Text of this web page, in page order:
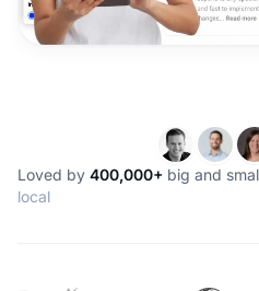
Loved by 400,000+ big and
local